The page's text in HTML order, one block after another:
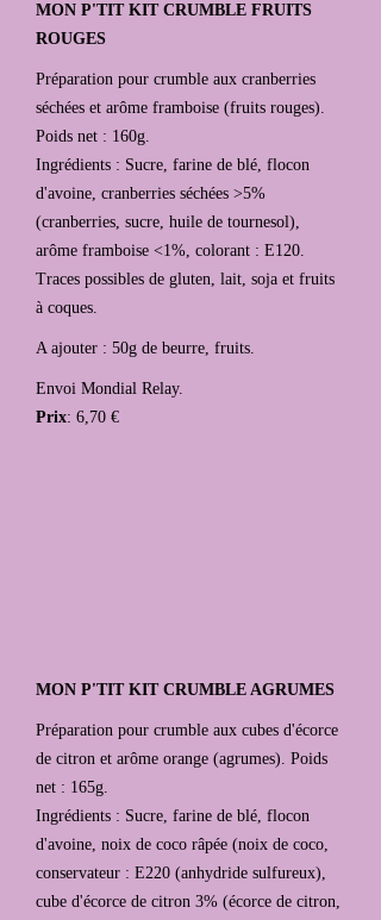
MON P'TIT KIT CRUMBLE FRUITS
ROUGES
Préparation pour crumble aux cranberries
séchées et arôme framboise (fruits rouges).
Poids net : 160g.
Ingrédients : Sucre, farine de blé, flocon
d'avoine, cranberries séchées >5%
(cranberries, sucre, huile de tournesol),
arôme framboise <1%, colorant : E120.
Traces possibles de gluten, lait, soja et fruits
à coques.
A ajouter : 50g de beurre, fruits.
Envoi Mondial Relay.
Prix: 6,70 €
MON P'TIT KIT CRUMBLE AGRUMES
Préparation pour crumble aux cubes d'écorce
de citron et arôme orange (agrumes). Poids
net : 165g.
Ingrédients : Sucre, farine de blé, flocon
d'avoine, noix de coco râpée (noix de coco,
conservateur : E220 (anhydride sulfureux),
cube d'écorce de citron 3% (écorce de citron,